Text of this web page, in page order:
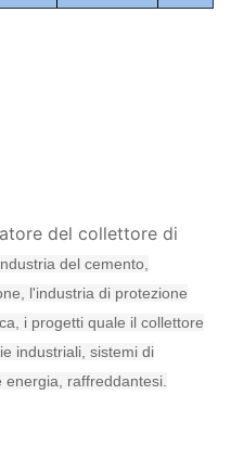
919 ~
2013
del collettore di
del cemento,
l'industria di protezione
i progetti quale il collettore
industriali, sistemi di
raffreddantesi.